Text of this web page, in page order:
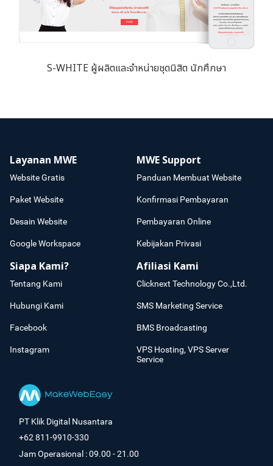
S-WHITE ผู้ผลิตและจำหน่ายชุดนิสิต นักศึกษา
Layanan MWE
Website Gratis
Paket Website
Desain Website
Google Workspace
MWE Support
Panduan Membuat Website
Konfirmasi Pembayaran
Pembayaran Online
Kebijakan Privasi
Siapa Kami?
Tentang Kami
Hubungi Kami
Facebook
Instagram
Afiliasi Kami
Clicknext Technology Co.,Ltd.
SMS Marketing Service
BMS Broadcasting
VPS Hosting, VPS Server
Service
PT Klik Digital Nusantara
+62 811-9910-330
Jam Operasional : 09.00 - 21.00